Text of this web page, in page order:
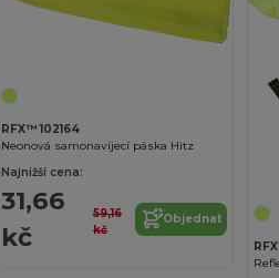
RFX™ 102164
Neonová samonavíjecí páska Hitz
Najnižší cena:
31,66
kč
59,16
kč
Objednat